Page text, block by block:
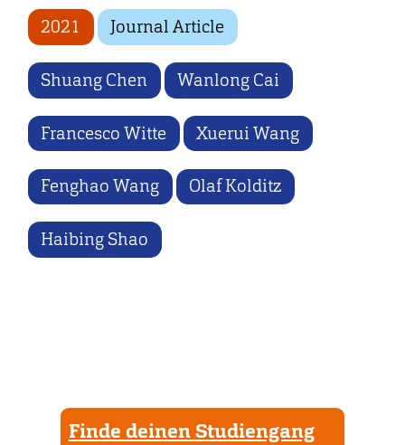
2021 Journal Article
Shuang Chen Wanlong Cai
Francesco Witte Xuerui Wang
Fenghao Wang Olaf Kolditz
Haibing Shao
Finde deinen Studiengang